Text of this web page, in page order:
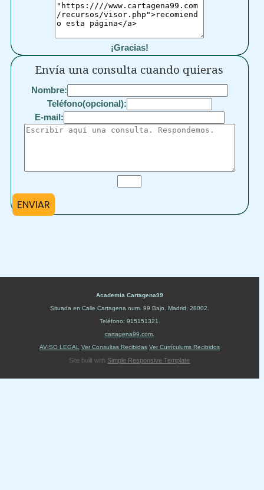
¡Gracias!
Envía una consulta cuando quieras
Nombre:
Teléfono(opcional):
E-mail:
ENVIAR
Academia Cartagena99
Situada en Calle Cartagena num. 99 Bajo Madrid 28002
Teléfono: 915151321
cartagena99.com
AVISO LEGAL
Ver Consultas Recibidas Ver Currículums Recibidos
Site built with Simple Responsive Template